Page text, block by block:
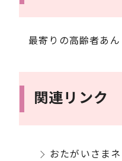
最寄りの高齢者あ
関連リンク
おたがいさま